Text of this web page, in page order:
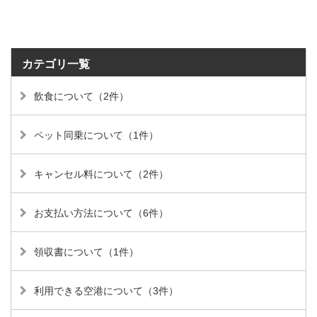
カテゴリ一覧
飲食について（2件）
ペット同乗について（1件）
キャンセル料について（2件）
お支払い方法について（6件）
領収書について（1件）
利用できる空港について（3件）